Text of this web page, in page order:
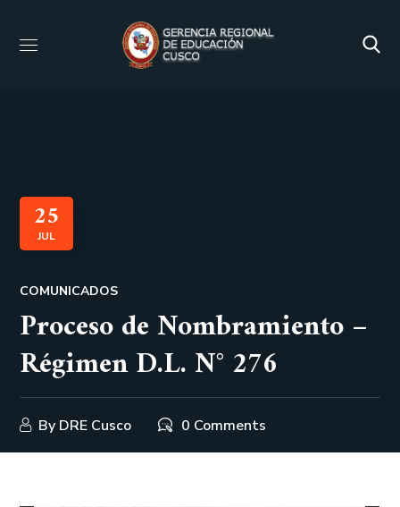
25
JUL
COMUNICADOS
Proceso de Nombramiento –
Régimen D.L. N° 276
By DRE Cusco 0 Comments